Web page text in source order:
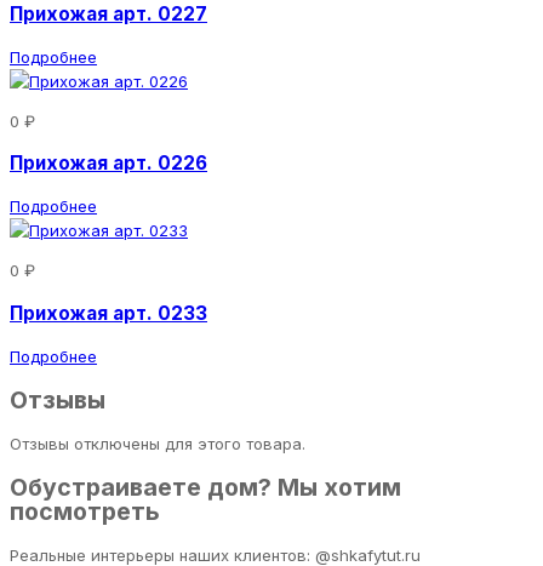
Прихожая арт. 0227
Подробнее
0 ₽
Прихожая арт. 0226
Подробнее
0 ₽
Прихожая арт. 0233
Подробнее
Отзывы
Отзывы отключены для этого товара.
Обустраиваете дом? Мы хотим
посмотреть
Реальные интерьеры наших клиентов: @shkafytut.ru